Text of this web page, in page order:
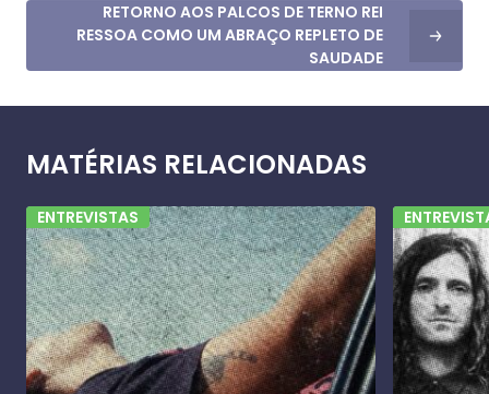
RETORNO AOS PALCOS DE TERNO REI
RESSOA COMO UM ABRAÇO REPLETO DE
SAUDADE
MATÉRIAS RELACIONADAS
ENTREVISTAS